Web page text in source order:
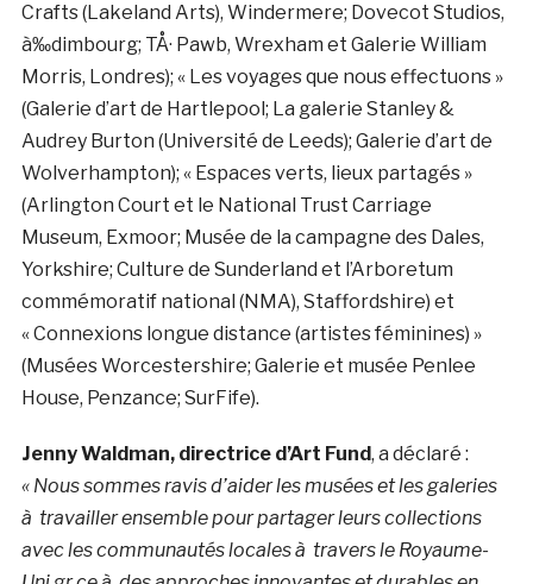
Crafts (Lakeland Arts), Windermere; Dovecot Studios,
à‰dimbourg; TÅ· Pawb, Wrexham et Galerie William
Morris, Londres); « Les voyages que nous effectuons »
(Galerie d’art de Hartlepool; La galerie Stanley &
Audrey Burton (Université de Leeds); Galerie d’art de
Wolverhampton); « Espaces verts, lieux partagés »
(Arlington Court et le National Trust Carriage
Museum, Exmoor; Musée de la campagne des Dales,
Yorkshire; Culture de Sunderland et l’Arboretum
commémoratif national (NMA), Staffordshire) et
« Connexions longue distance (artistes féminines) »
(Musées Worcestershire; Galerie et musée Penlee
House, Penzance; SurFife).
Jenny Waldman, directrice d’Art Fund, a déclaré :
« Nous sommes ravis d’aider les musées et les galeries
à travailler ensemble pour partager leurs collections
avec les communautés locales à travers le Royaume-